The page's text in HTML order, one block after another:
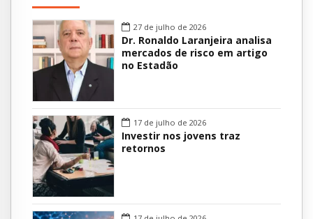
27 de julho de 2026
Dr. Ronaldo Laranjeira analisa
mercados de risco em artigo
no Estadão
17 de julho de 2026
Investir nos jovens traz
retornos